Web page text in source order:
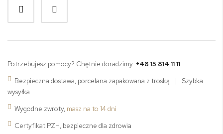
Potrzebujesz pomocy? Chętnie doradzimy: +48 15 814 11 11
Bezpieczna dostawa, porcelana zapakowana z troską
|
Szybka
wysyłka
Wygodne zwroty, masz na to 14 dni
Certyfikat PZH, bezpieczne dla zdrowia